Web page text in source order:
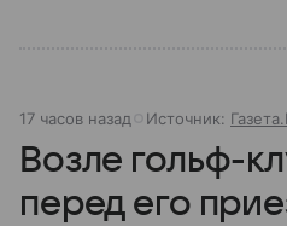
17 часов назад Источник:
Возле гольф-
перед его